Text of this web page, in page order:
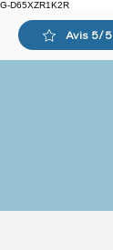
G-D65XZR1K2R
Avis 5/5